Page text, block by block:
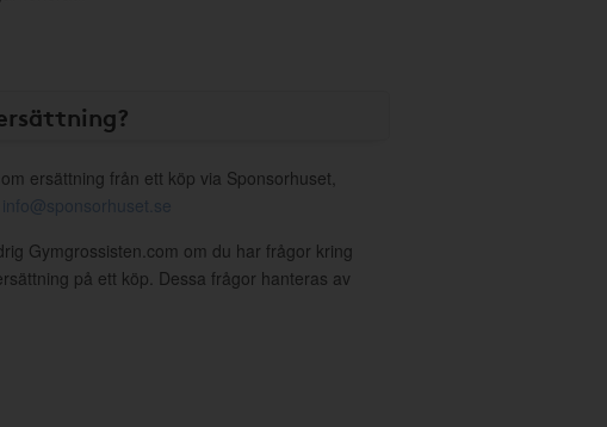
ersättning från ett köp via Sponsorhuset,
info@sponsorhuset.se
Gymgrossisten.com om du har frågor kring
på ett köp. Dessa frågor hanteras av